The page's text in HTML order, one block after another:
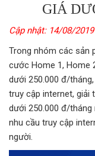
GIÁ
Cập nhật: 14/08/2019
Trong nhóm các sản
cước Home 1, Home
dưới 250.000 đ/
truy cập internet, giải
dưới 250.000 đ/
nhu cầu truy cập
người.